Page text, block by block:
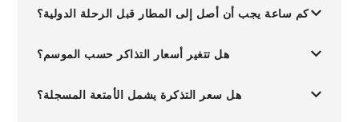
كم ساعة يجب أن أصل إلى المطار قبل الرحلة الدولية؟
هل تتغير أسعار التذاكر حسب الموسم؟
هل سعر التذكرة يشمل الأمتعة المسجلة؟